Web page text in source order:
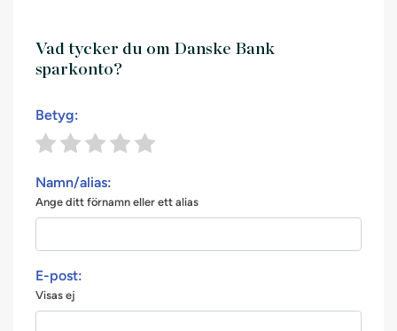
Vad tycker du om Danske Bank
sparkonto?
Betyg:
Namn/alias:
Ange ditt förnamn eller ett alias
E-post:
Visas ej